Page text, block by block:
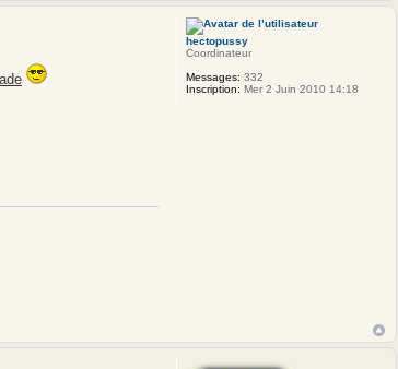
hectopussy
Coordinateur
Messages: 332
Inscription: Mer 2 Juin 2010 14:18